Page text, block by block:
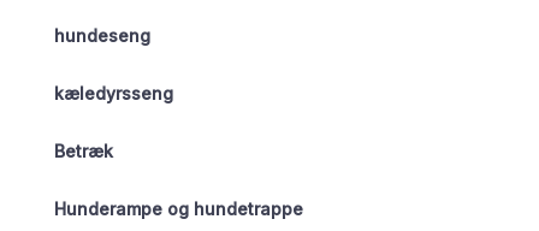
hundeseng
kæledyrsseng
Betræk
Hunderampe og hundetrappe